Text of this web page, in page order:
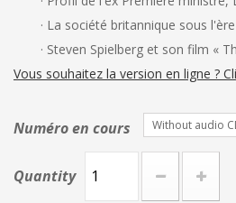
· La société britannique sous
· Steven Spielberg et son film «
Vous souhaitez la version en ligne ?
Numéro en cours Without audio
Quantity